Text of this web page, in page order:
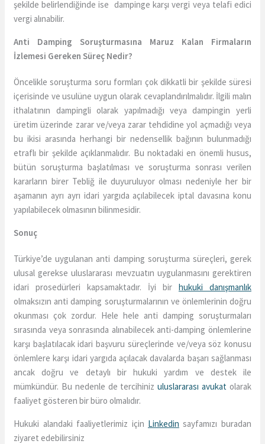
şekilde belirlendiğinde ise dampinge karşı vergi veya telafi edici
vergi alınabilir.
Anti Damping Soruşturmasına Maruz Kalan Firmaların
İzlemesi Gereken Süreç Nedir?
Öncelikle soruşturma soru formları çok dikkatli bir şekilde süresi
içerisinde ve usulüne uygun olarak cevaplandırılmalıdır. İlgili malın
ithalatının dampingli olarak yapılmadığı veya dampingin yerli
üretim üzerinde zarar ve/veya zarar tehdidine yol açmadığı veya
bu ikisi arasında herhangi bir nedensellik bağının bulunmadığı
etraflı bir şekilde açıklanmalıdır. Bu noktadaki en önemli husus,
bütün soruşturma başlatılması ve soruşturma sonrası verilen
kararların birer Tebliğ ile duyuruluyor olması nedeniyle her bir
aşamanın ayrı ayrı idari yargıda açılabilecek iptal davasına konu
yapılabilecek olmasının bilinmesidir.
Sonuç
Türkiye’de uygulanan anti damping soruşturma süreçleri, gerek
ulusal gerekse uluslararası mevzuatın uygulanmasını gerektiren
idari prosedürleri kapsamaktadır. İyi bir hukuki danışmanlık
olmaksızın anti damping soruşturmalarının ve önlemlerinin doğru
okunması çok zordur. Hele hele anti damping soruşturmaları
sırasında veya sonrasında alınabilecek anti-damping önlemlerine
karşı başlatılacak idari başvuru süreçlerinde ve/veya söz konusu
önlemlere karşı idari yargıda açılacak davalarda başarı sağlanması
ancak doğru ve detaylı bir hukuki yardım ve destek ile
mümkündür. Bu nedenle de tercihinizuluslararası avukat olarak
faaliyet gösteren bir büro olmalıdır.
Hukuki alandaki faaliyetlerimiz için Linkedin sayfamızı buradan
ziyaret edebilirsiniz